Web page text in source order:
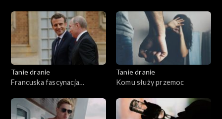
Tanie dranie
Francuska fascynacja
Tanie dranie
Komu służy przemoc